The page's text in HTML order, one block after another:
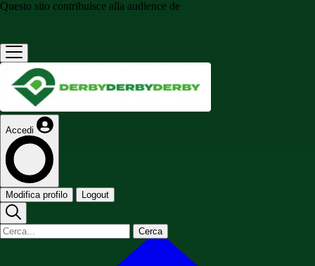
Questo sito contribuisce alla audience de
Accedi
Modifica profilo Logout
Cerca